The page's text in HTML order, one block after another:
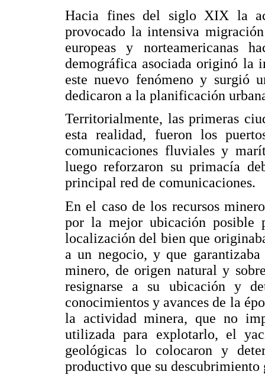
Hacia fines del siglo XIX la
provocado la intensiva
europeas y norteamericanas
demográfica asociada originó la
este nuevo fenómeno y surgió
dedicaron a la planificación
Territorialmente, las primeras
esta realidad, fueron los
comunicaciones fluviales y
luego reforzaron su primacía
principal red de comunicaciones.
En el caso de los recursos
por la mejor ubicación posible
localización del bien que
a un negocio, y que
minero, de origen natural y
resignarse a su ubicación y
conocimientos y avances de la
la actividad minera, que no
utilizada para explotarlo, el
geológicas lo colocaron y
productivo que su descubrimiento